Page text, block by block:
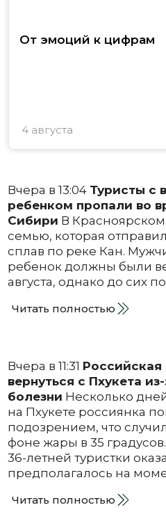
От эмоций к цифрам
4 августа
Вчера в 13:04 Туристы с
ребенком пропали во
Сибири В
семью, которая
сплав по реке Кан.
ребенок должны были
августа, однако до сих
Читать полностью
Вчера в 11:31 Российская
вернуться с Пхукета
болезни Несколько
на Пхукете россиянка
подозрением, что
фоне жары в 35
36-летней туристки
предполагалось на
Читать полностью